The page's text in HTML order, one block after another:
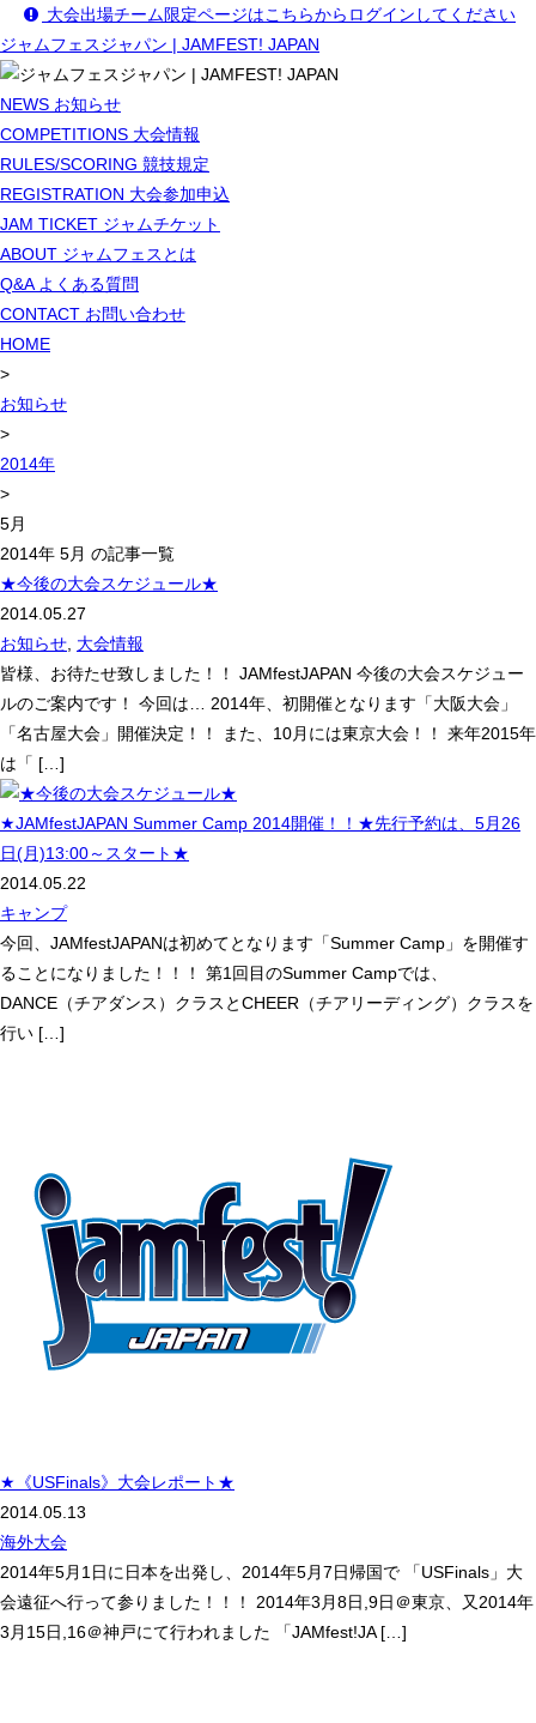
大会出場チーム限定ページはこちらからログインしてください
ジャムフェスジャパン | JAMFEST! JAPAN
NEWS お知らせ
COMPETITIONS 大会情報
RULES/SCORING 競技規定
REGISTRATION 大会参加申込
JAM TICKET ジャムチケット
ABOUT ジャムフェスとは
Q&A よくある質問
CONTACT お問い合わせ
HOME
>
お知らせ
>
2014年
>
5月
2014年 5月 の記事一覧
★今後の大会スケジュール★
2014.05.27
お知らせ 大会情報
皆様、お待たせ致しました！！ JAMfestJAPAN 今後の大会スケジュー
ルのご案内です！ 今回は… 2014年、初開催となります「大阪大会」
「名古屋大会」開催決定！！ また、10月には東京大会！！ 来年2015年
は「 […]
★JAMfestJAPAN Summer Camp 2014開催！！★先行予約は、5月26
日(月)13:00～スタート★
2014.05.22
キャンプ
今回、JAMfestJAPANは初めてとなります「Summer Camp」を開催す
ることになりました！！！ 第1回目のSummer Campでは、
DANCE（チアダンス）クラスとCHEER（チアリーディング）クラスを
行い […]
★《USFinals》大会レポート★
2014.05.13
海外大会
2014年5月1日に日本を出発し、2014年5月7日帰国で 「USFinals」大
会遠征へ行って参りました！！！ 2014年3月8日,9日＠東京、又2014年
3月15日,16＠神戸にて行われました 「JAMfest!JA […]